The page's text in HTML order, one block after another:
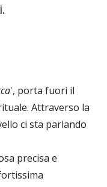
', porta fuori il
Attraverso la
ci sta parlando
precisa e